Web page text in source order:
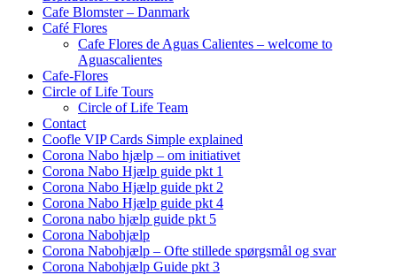
Cafe Blomster – Danmark
Café Flores
Cafe Flores de Aguas Calientes – welcome to
Aguascalientes
Cafe-Flores
Circle of Life Tours
Circle of Life Team
Contact
Coofle VIP Cards Simple explained
Corona Nabo hjælp – om initiativet
Corona Nabo Hjælp guide pkt 1
Corona Nabo Hjælp guide pkt 2
Corona Nabo Hjælp guide pkt 4
Corona nabo hjælp guide pkt 5
Corona Nabohjælp
Corona Nabohjælp – Ofte stillede spørgsmål og svar
Corona Nabohjælp Guide pkt 3